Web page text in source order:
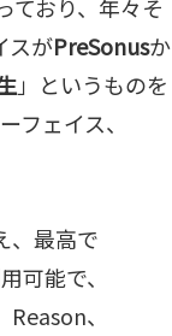
ており、年々そ
スがPreSonusか
」というものを
ェイス、
、最高で
能で、
、